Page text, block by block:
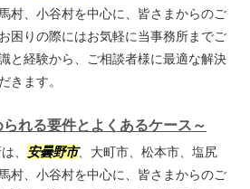
村、小谷村を中心に、皆さまからのご
困りの際にはお気軽に当事務所までご
と経験から、ご相談者様に最適な解決
きます。
れる要件とよくあるケース～
、 安曇野市、大町市、松本市、塩尻
村、小谷村を中心に、皆さまからのご